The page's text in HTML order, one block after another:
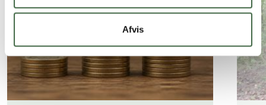
Afvis